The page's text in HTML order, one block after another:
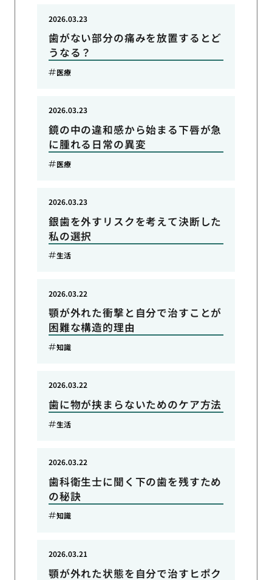
歯がない部分の痛みを放置するとど
うなる？
2026.03.23
医療
鏡の中の違和感から始まる下唇が急
に腫れる日常の異変
2026.03.23
医療
銀歯を外すリスクを考えて決断した
私の選択
2026.03.23
生活
顎が外れた衝撃と自分で治すことが
困難な構造的理由
2026.03.22
知識
歯に物が挟まらないためのケア方法
2026.03.22
生活
歯科衛生士に聞く下の歯を残すため
の秘訣
2026.03.22
知識
顎が外れた状態を自分で治すヒポク
2026.03.21